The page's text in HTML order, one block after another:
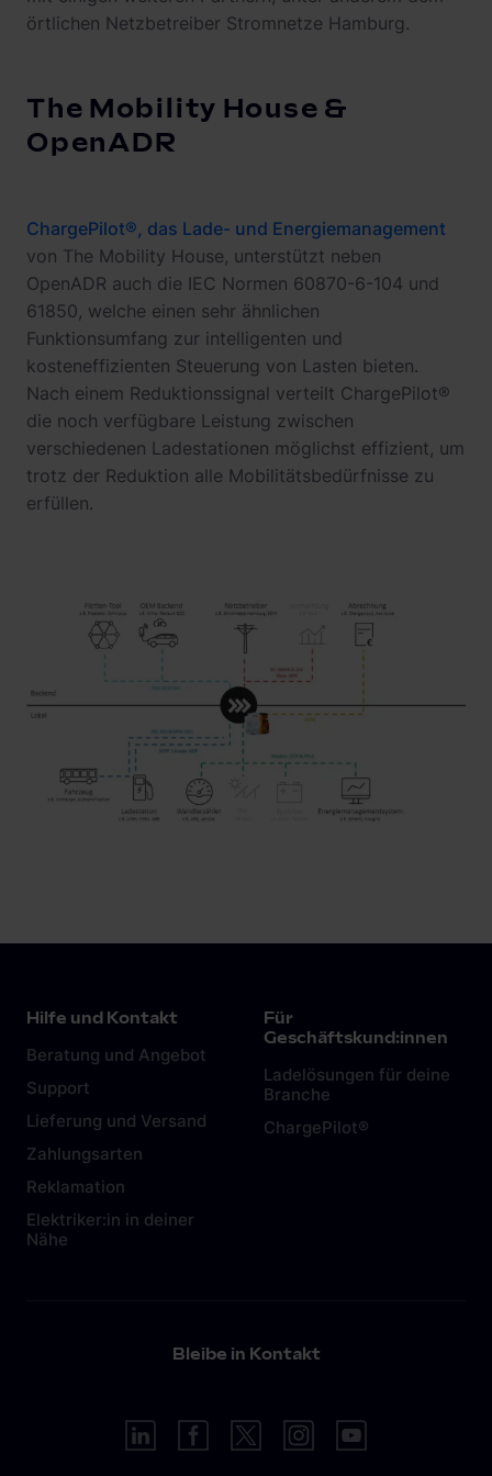
örtlichen Netzbetreiber Stromnetze Hamburg.
The Mobility House &
OpenADR
ChargePilot®, das Lade- und Energiemanagement
von The Mobility House, unterstützt neben
OpenADR auch die IEC Normen 60870-6-104 und
61850, welche einen sehr ähnlichen
Funktionsumfang zur intelligenten und
kosteneffizienten Steuerung von Lasten bieten.
Nach einem Reduktionssignal verteilt ChargePilot®
die noch verfügbare Leistung zwischen
verschiedenen Ladestationen möglichst effizient, um
trotz der Reduktion alle Mobilitätsbedürfnisse zu
erfüllen.
Hilfe und Kontakt
Beratung und Angebot
Support
Lieferung und Versand
Zahlungsarten
Reklamation
Elektriker:in in deiner
Nähe
Für
Geschäftskund:innen
Ladelösungen für deine
Branche
ChargePilot®
Bleibe in Kontakt